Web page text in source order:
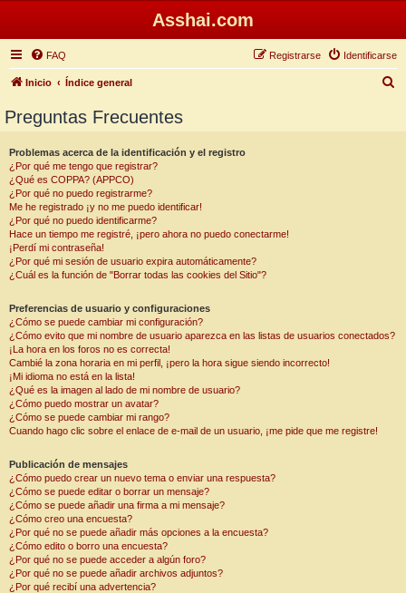
Asshai.com
FAQ Identificarse
Registrarse
Inicio Índice general
Preguntas Frecuentes
Problemas acerca de la identificación y el registro
¿Por qué me tengo que registrar?
¿Qué es COPPA? (APPCO)
¿Por qué no puedo registrarme?
Me he registrado ¡y no me puedo identificar!
¿Por qué no puedo identificarme?
Hace un tiempo me registré, ¡pero ahora no puedo conectarme!
¡Perdí mi contraseña!
¿Por qué mi sesión de usuario expira automáticamente?
¿Cuál es la función de "Borrar todas las cookies del Sitio"?
Preferencias de usuario y configuraciones
¿Cómo se puede cambiar mi configuración?
¿Cómo evito que mi nombre de usuario aparezca en las listas de usuarios conectados?
¡La hora en los foros no es correcta!
Cambié la zona horaria en mi perfil, ¡pero la hora sigue siendo incorrecto!
¡Mi idioma no está en la lista!
¿Qué es la imagen al lado de mi nombre de usuario?
¿Cómo puedo mostrar un avatar?
¿Cómo se puede cambiar mi rango?
Cuando hago clic sobre el enlace de e-mail de un usuario, ¡me pide que me registre!
Publicación de mensajes
¿Cómo puedo crear un nuevo tema o enviar una respuesta?
¿Cómo se puede editar o borrar un mensaje?
¿Cómo se puede añadir una firma a mi mensaje?
¿Cómo creo una encuesta?
¿Por qué no se puede añadir más opciones a la encuesta?
¿Cómo edito o borro una encuesta?
¿Por qué no se puede acceder a algún foro?
¿Por qué no se puede añadir archivos adjuntos?
¿Por qué recibí una advertencia?